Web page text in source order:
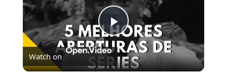
Play
Video
Watch on